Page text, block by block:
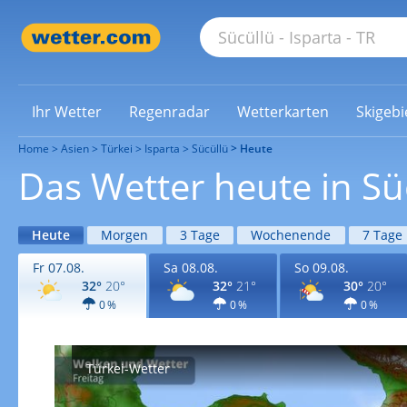
Ihr Wetter Regenradar Wetterkarten
Home Asien Türkei Isparta Sücüllü Heute
Das Wetter heute in
Heute Morgen 3 Tage Wochenende
7 Tage
Fr 07.08.
32° 20°
0 %
Sa 08.08.
32° 21°
0 %
So 09.08.
30° 20°
0 %
Türkei-Wetter